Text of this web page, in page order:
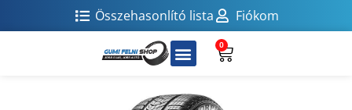
Összehasonlító lista Fiókom
0